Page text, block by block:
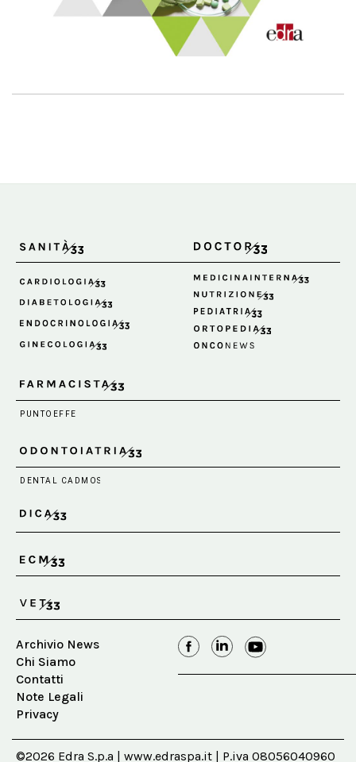
Archivio News
Chi Siamo
Contatti
Note Legali
Privacy
©2026 Edra S.p.a | www.edraspa.it | P.iva 08056040960